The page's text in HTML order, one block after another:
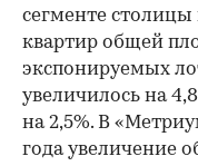
сегменте столицы
квартир общей
экспонируемых
увеличилось на
на 2,5%. В
года увеличение